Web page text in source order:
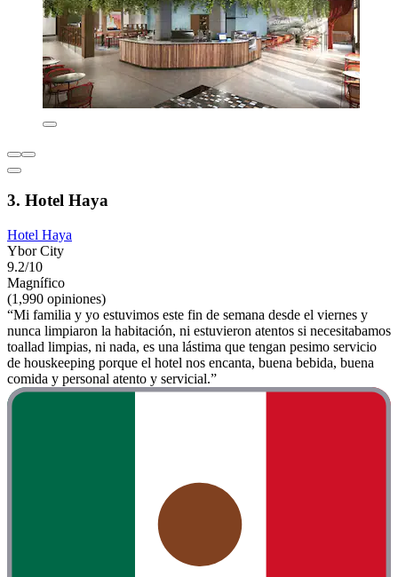
3. Hotel Haya
Hotel Haya
Ybor City
9.2/10
Magnífico
(1,990 opiniones)
“Mi familia y yo estuvimos este fin de semana desde el viernes y
nunca limpiaron la habitación, ni estuvieron atentos si necesitabamos
toallad limpias, ni nada, es una lástima que tengan pesimo servicio
de houskeeping porque el hotel nos encanta, buena bebida, buena
comida y personal atento y servicial.”